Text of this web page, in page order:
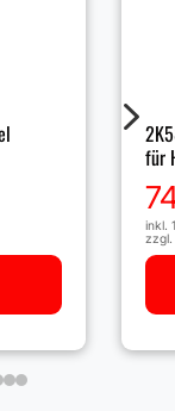
für
inkl.
zzgl.
5